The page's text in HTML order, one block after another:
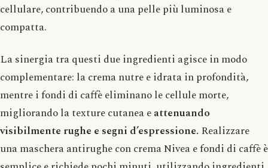
cellulare, contribuendo a una pelle più luminosa e
compatta.
La sinergia tra questi due ingredienti agisce in modo
complementare: la crema nutre e idrata in profondità,
mentre i fondi di caffè eliminano le cellule morte,
migliorando la texture cutanea eattenuando
visibilmente rughe e segni d’espressione. Realizzare
una maschera antirughe con crema Nivea e fondi di caffè è